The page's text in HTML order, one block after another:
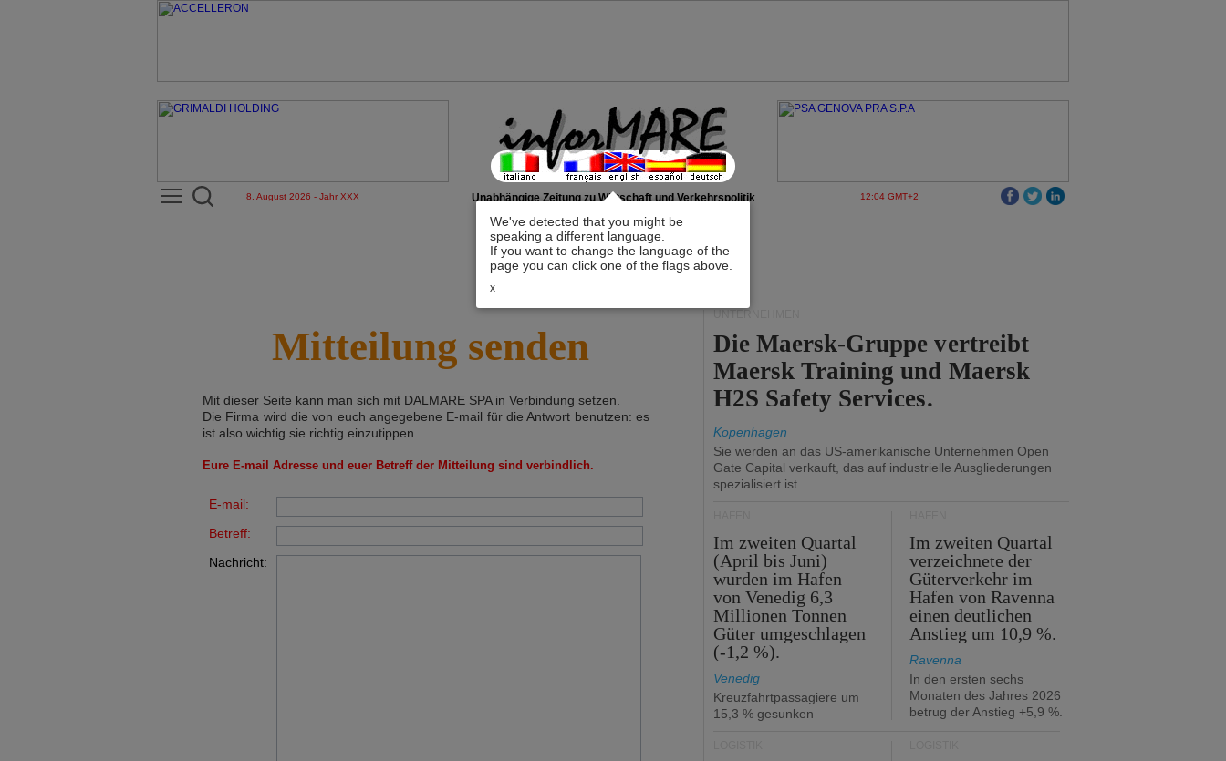
We've detected that you might be
speaking a different language.
If you want to change the language of the
page you can click one of the flags above.
x
8. August 2026 - Jahr XXX Unabhängige Zeitung zu Wirtschaft und Verkehrspolitik 12:04 GMT+2
Mitteilung senden
Mit dieser Seite kann man sich mit DALMARE SPAin Verbindung setzen.
Die Firma wird die von euch angegebene E-mail für die Antwort benutzen: es
ist also wichtig sie richtig einzutippen.
Eure E-mail Adresse und euer Betreff der Mitteilung sind verbindlich.
E-mail:
Betreff:
Nachricht:
UNTERNEHMEN
Die Maersk-Gruppe vertreibt
Maersk Training und Maersk
H2S Safety Services.
Kopenhagen
Sie werden an das US-amerikanische Unternehmen Open
Gate Capital verkauft, das auf industrielle Ausgliederungen
spezialisiert ist.
Im zweiten Quartal
(April bis Juni)
wurden im Hafen
von Venedig 6,3
Millionen Tonnen
Güter umgeschlagen
(-1,2 %).
Venedig
Kreuzfahrtpassagiere um
15,3 % gesunken
Im zweiten Quartal
verzeichnete der
Güterverkehr im
Hafen von Ravenna
einen deutlichen
Anstieg um 10,9 %.
Ravenna
In den ersten sechs
Monaten des Jahres 2026
betrug der Anstieg +5,9 %.